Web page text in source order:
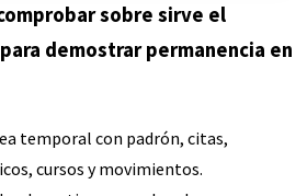
sobre sirve el
demostrar permanencia en
temporal con padrón, citas,
cursos y movimientos.